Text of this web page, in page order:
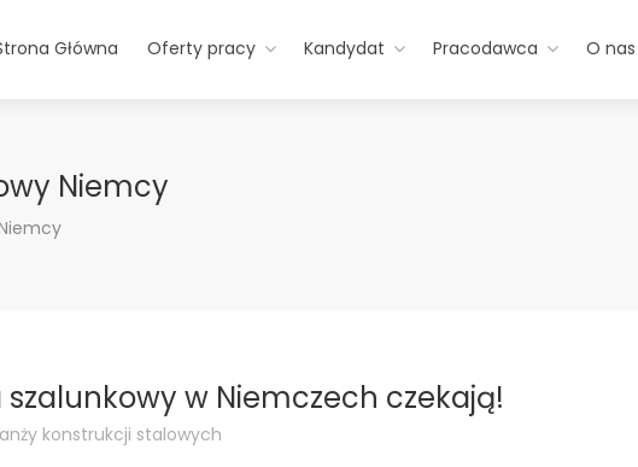
Główna Oferty pracy Kandydat Pracodawca O nas
Niemcy
w Niemczech czekają!
konstrukcji stalowych